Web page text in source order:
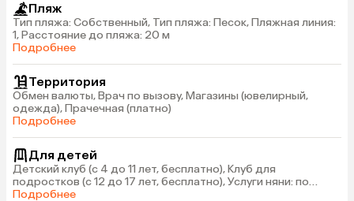
Пляж
Тип пляжа: Собственный, Тип пляжа: Песок, Пляжная линия:
1, Расстояние до пляжа: 20 м
Подробнее
Территория
Обмен валюты, Врач по вызову, Магазины (ювелирный,
одежда), Прачечная (платно)
Подробнее
Для детей
Детский клуб (с 4 до 11 лет, бесплатно), Клуб для
подростков (с 12 до 17 лет, бесплатно), Услуги няни: по
запросу, платно, Детский бассейн: есть
Подробнее